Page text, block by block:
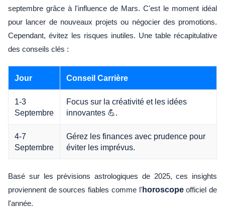
septembre grâce à l'influence de Mars. C'est le moment idéal
pour lancer de nouveaux projets ou négocier des promotions.
Cependant, évitez les risques inutiles. Une table récapitulative
des conseils clés :
Jour Conseil Carrière
1-3
Septembre
Focus sur la créativité et les idées
innovantes 💪.
4-7
Septembre
Gérez les finances avec prudence pour
éviter les imprévus.
Basé sur les prévisions astrologiques de 2025, ces insights
proviennent de sources fiables comme l' horoscopeofficiel de
l'année.